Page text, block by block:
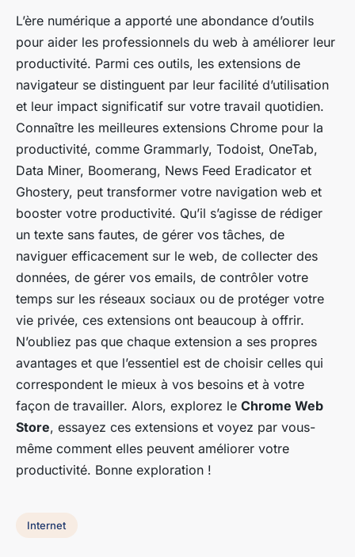
L’ère numérique a apporté une abondance d’outils
pour aider les professionnels du web à améliorer leur
productivité. Parmi ces outils, les extensions de
navigateur se distinguent par leur facilité d’utilisation
et leur impact significatif sur votre travail quotidien.
Connaître les meilleures extensions Chrome pour la
productivité, comme Grammarly, Todoist, OneTab,
Data Miner, Boomerang, News Feed Eradicator et
Ghostery, peut transformer votre navigation web et
booster votre productivité. Qu’il s’agisse de rédiger
un texte sans fautes, de gérer vos tâches, de
naviguer efficacement sur le web, de collecter des
données, de gérer vos emails, de contrôler votre
temps sur les réseaux sociaux ou de protéger votre
vie privée, ces extensions ont beaucoup à offrir.
N’oubliez pas que chaque extension a ses propres
avantages et que l’essentiel est de choisir celles qui
correspondent le mieux à vos besoins et à votre
façon de travailler. Alors, explorez le Chrome Web
Store, essayez ces extensions et voyez par vous-
même comment elles peuvent améliorer votre
productivité. Bonne exploration !
Internet